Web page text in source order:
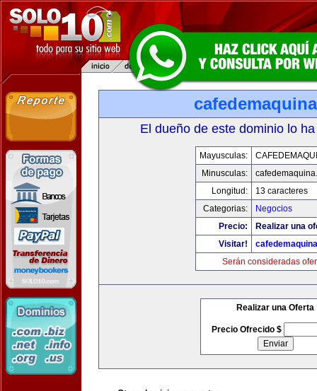
El dueño de este dominio lo
Mayusculas:
Minusculas:
Longitud:
13 caracteres
Categorias:
Negocios
Precio:
Realizar una
Visitar!
Serán consideradas
Realizar una Oferta
Precio Ofrecido $